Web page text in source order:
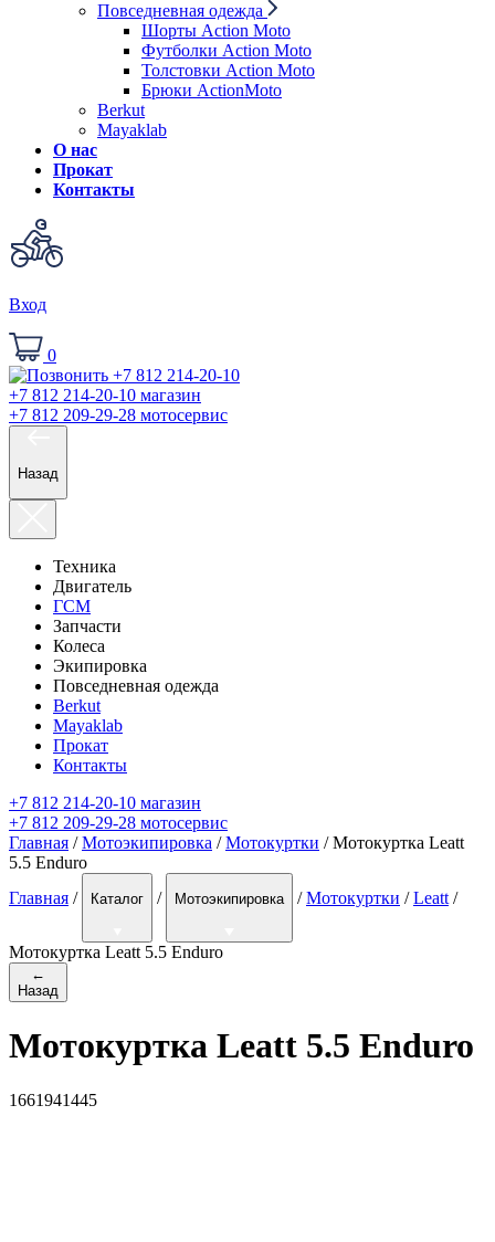
Повседневная одежда
Шорты Action Moto
Футболки Action Moto
Толстовки Action Moto
Брюки ActionMoto
Berkut
Mayaklab
О нас
Прокат
Контакты
Вход
0
+7 812 214-20-10 магазин
+7 812 209-29-28 мотосервис
Назад
Техника
Двигатель
ГСМ
Запчасти
Колеса
Экипировка
Повседневная одежда
Berkut
Mayaklab
Прокат
Контакты
+7 812 214-20-10 магазин
+7 812 209-29-28 мотосервис
Главная /Мотоэкипировка /Мотокуртки / Мотокуртка Leatt
5.5 Enduro
Главная / Каталог / Мотоэкипировка / Мотокуртки / Leatt /
Мотокуртка Leatt 5.5 Enduro
←
Назад
Мотокуртка Leatt 5.5 Enduro
1661941445